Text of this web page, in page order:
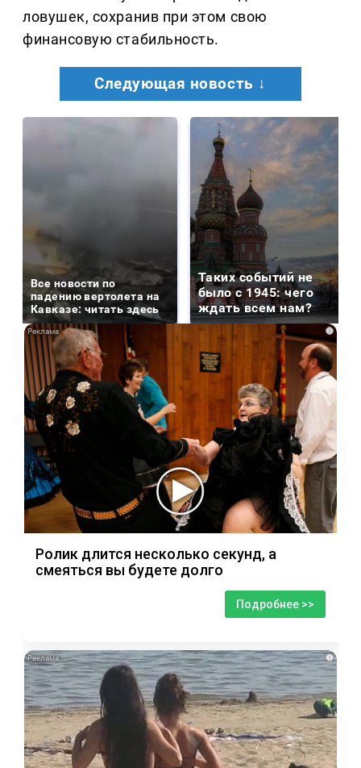
ловушек, сохранив при этом свою
финансовую стабильность.
Следующая новость ↓
Все новости по
падению вертолета на
Кавказе: читать здесь
Таких событий не
было с 1945: чего
ждать всем нам?
i
Ролик длится несколько секунд, а
смеяться вы будете долго
Подробнее >>
i